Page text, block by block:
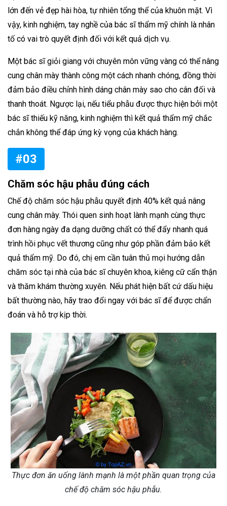
lớn đến vẻ đẹp hài hòa, tự nhiên tổng thể của khuôn mặt. Vì
vậy, kinh nghiệm, tay nghề của bác sĩ thẩm mỹ chính là nhân
tố có vai trò quyết định đối với kết quả dịch vụ.
Một bác sĩ giỏi giang với chuyên môn vững vàng có thể nâng
cung chân mày thành công một cách nhanh chóng, đồng thời
đảm bảo điều chỉnh hình dáng chân mày sao cho cân đối và
thanh thoát. Ngược lại, nếu tiểu phẫu được thực hiện bởi một
bác sĩ thiếu kỹ năng, kinh nghiệm thì kết quả thẩm mỹ chắc
chắn không thể đáp ứng kỳ vọng của khách hàng.
#03
Chăm sóc hậu phẫu đúng cách
Chế độ chăm sóc hậu phẫu quyết định 40% kết quả nâng
cung chân mày. Thói quen sinh hoạt lành mạnh cùng thực
đơn hàng ngày đa dạng dưỡng chất có thể đẩy nhanh quá
trình hồi phục vết thương cũng như góp phần đảm bảo kết
quả thẩm mỹ. Do đó, chị em cần tuân thủ mọi hướng dẫn
chăm sóc tại nhà của bác sĩ chuyên khoa, kiêng cữ cẩn thận
và thăm khám thường xuyên. Nếu phát hiện bất cứ dấu hiệu
bất thường nào, hãy trao đổi ngay với bác sĩ để được chẩn
đoán và hỗ trợ kịp thời.
Thực đơn ăn uống lành mạnh là một phần quan trọng của
chế độ chăm sóc hậu phẫu.